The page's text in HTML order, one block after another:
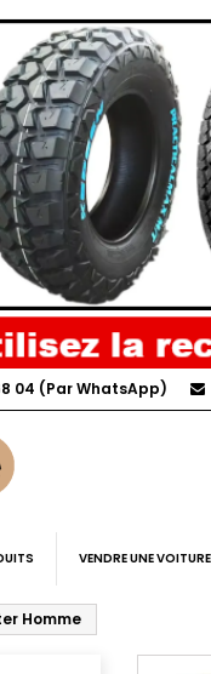
04 (Par WhatsApp)
VENDRE UNE VOITURE
Homme